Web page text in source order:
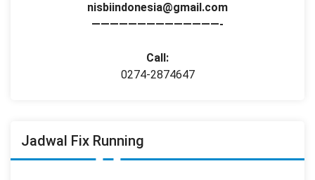
nisbiindonesia@gmail.com
——————————————-
Call:
0274-2874647
Jadwal Fix Running